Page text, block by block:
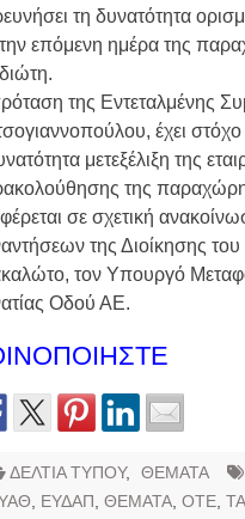
τη δυνατότητα
επόμενη ημέρα της
της Εντεταλμένης
έχει
μετεξέλιξη της
της
σε σχετική
της Διοίκησης
τον Υπουργό
Οδού ΑΕ.
ΔΕΛΤΙΑ ΤΥΠΟΥ, ΘΕΜΑΤΑ
ΕΥΔΑΠ ΘΕΜΑΤΑ ΟΤΕ